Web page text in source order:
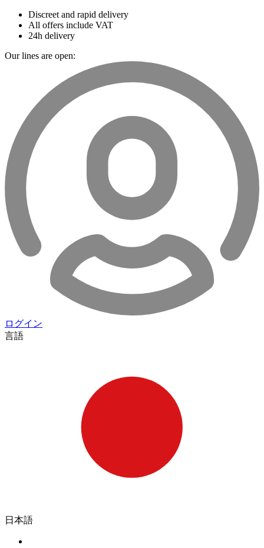
Discreet and rapid delivery
All offers include VAT
24h delivery
Our lines are open:
ログイン
言語
日本語